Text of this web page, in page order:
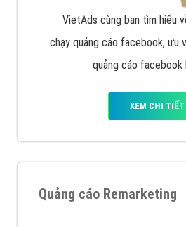
VietAds cùng bạn tìm hiểu
chạy quảng cáo facebook, ưu
quảng cáo facebook
XEM CHI TIẾT
Quảng cáo Remarketing